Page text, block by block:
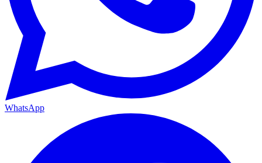
WhatsApp